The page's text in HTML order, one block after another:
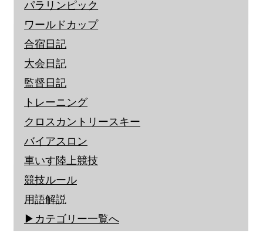
パラリンピック
ワールドカップ
合宿日記
大会日記
監督日記
トレーニング
クロスカントリースキー
バイアスロン
車いす陸上競技
競技ルール
用語解説
▶︎カテゴリー一覧へ